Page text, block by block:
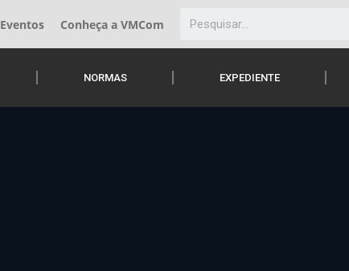
Eventos Conheça a VMCom
NORMAS EXPEDIENTE